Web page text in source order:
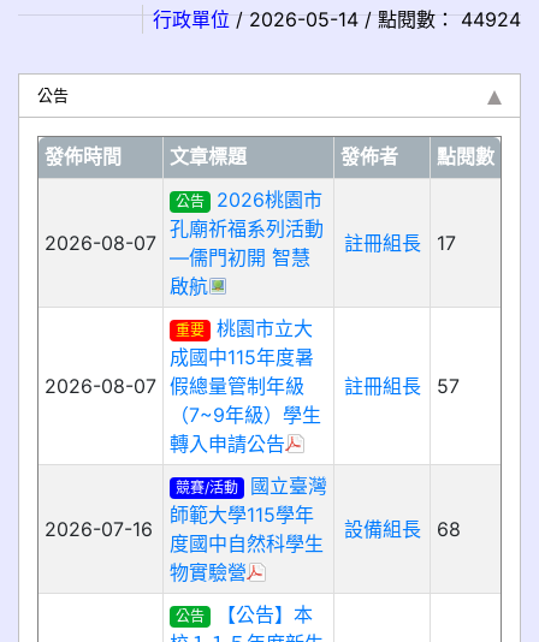
行政單位/ 2026-05-14 / 點閱數： 44924
公告